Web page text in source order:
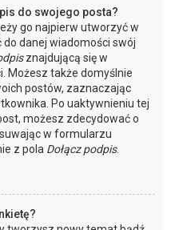
do swojego posta?
go najpierw utworzyć w
do danej wiadomości swój
znajdującą się w
Możesz także domyślnie
postów, zaznaczając
Po uaktywnieniu tej
możesz zdecydować o
w formularzu
z pola Dołącz podpis.